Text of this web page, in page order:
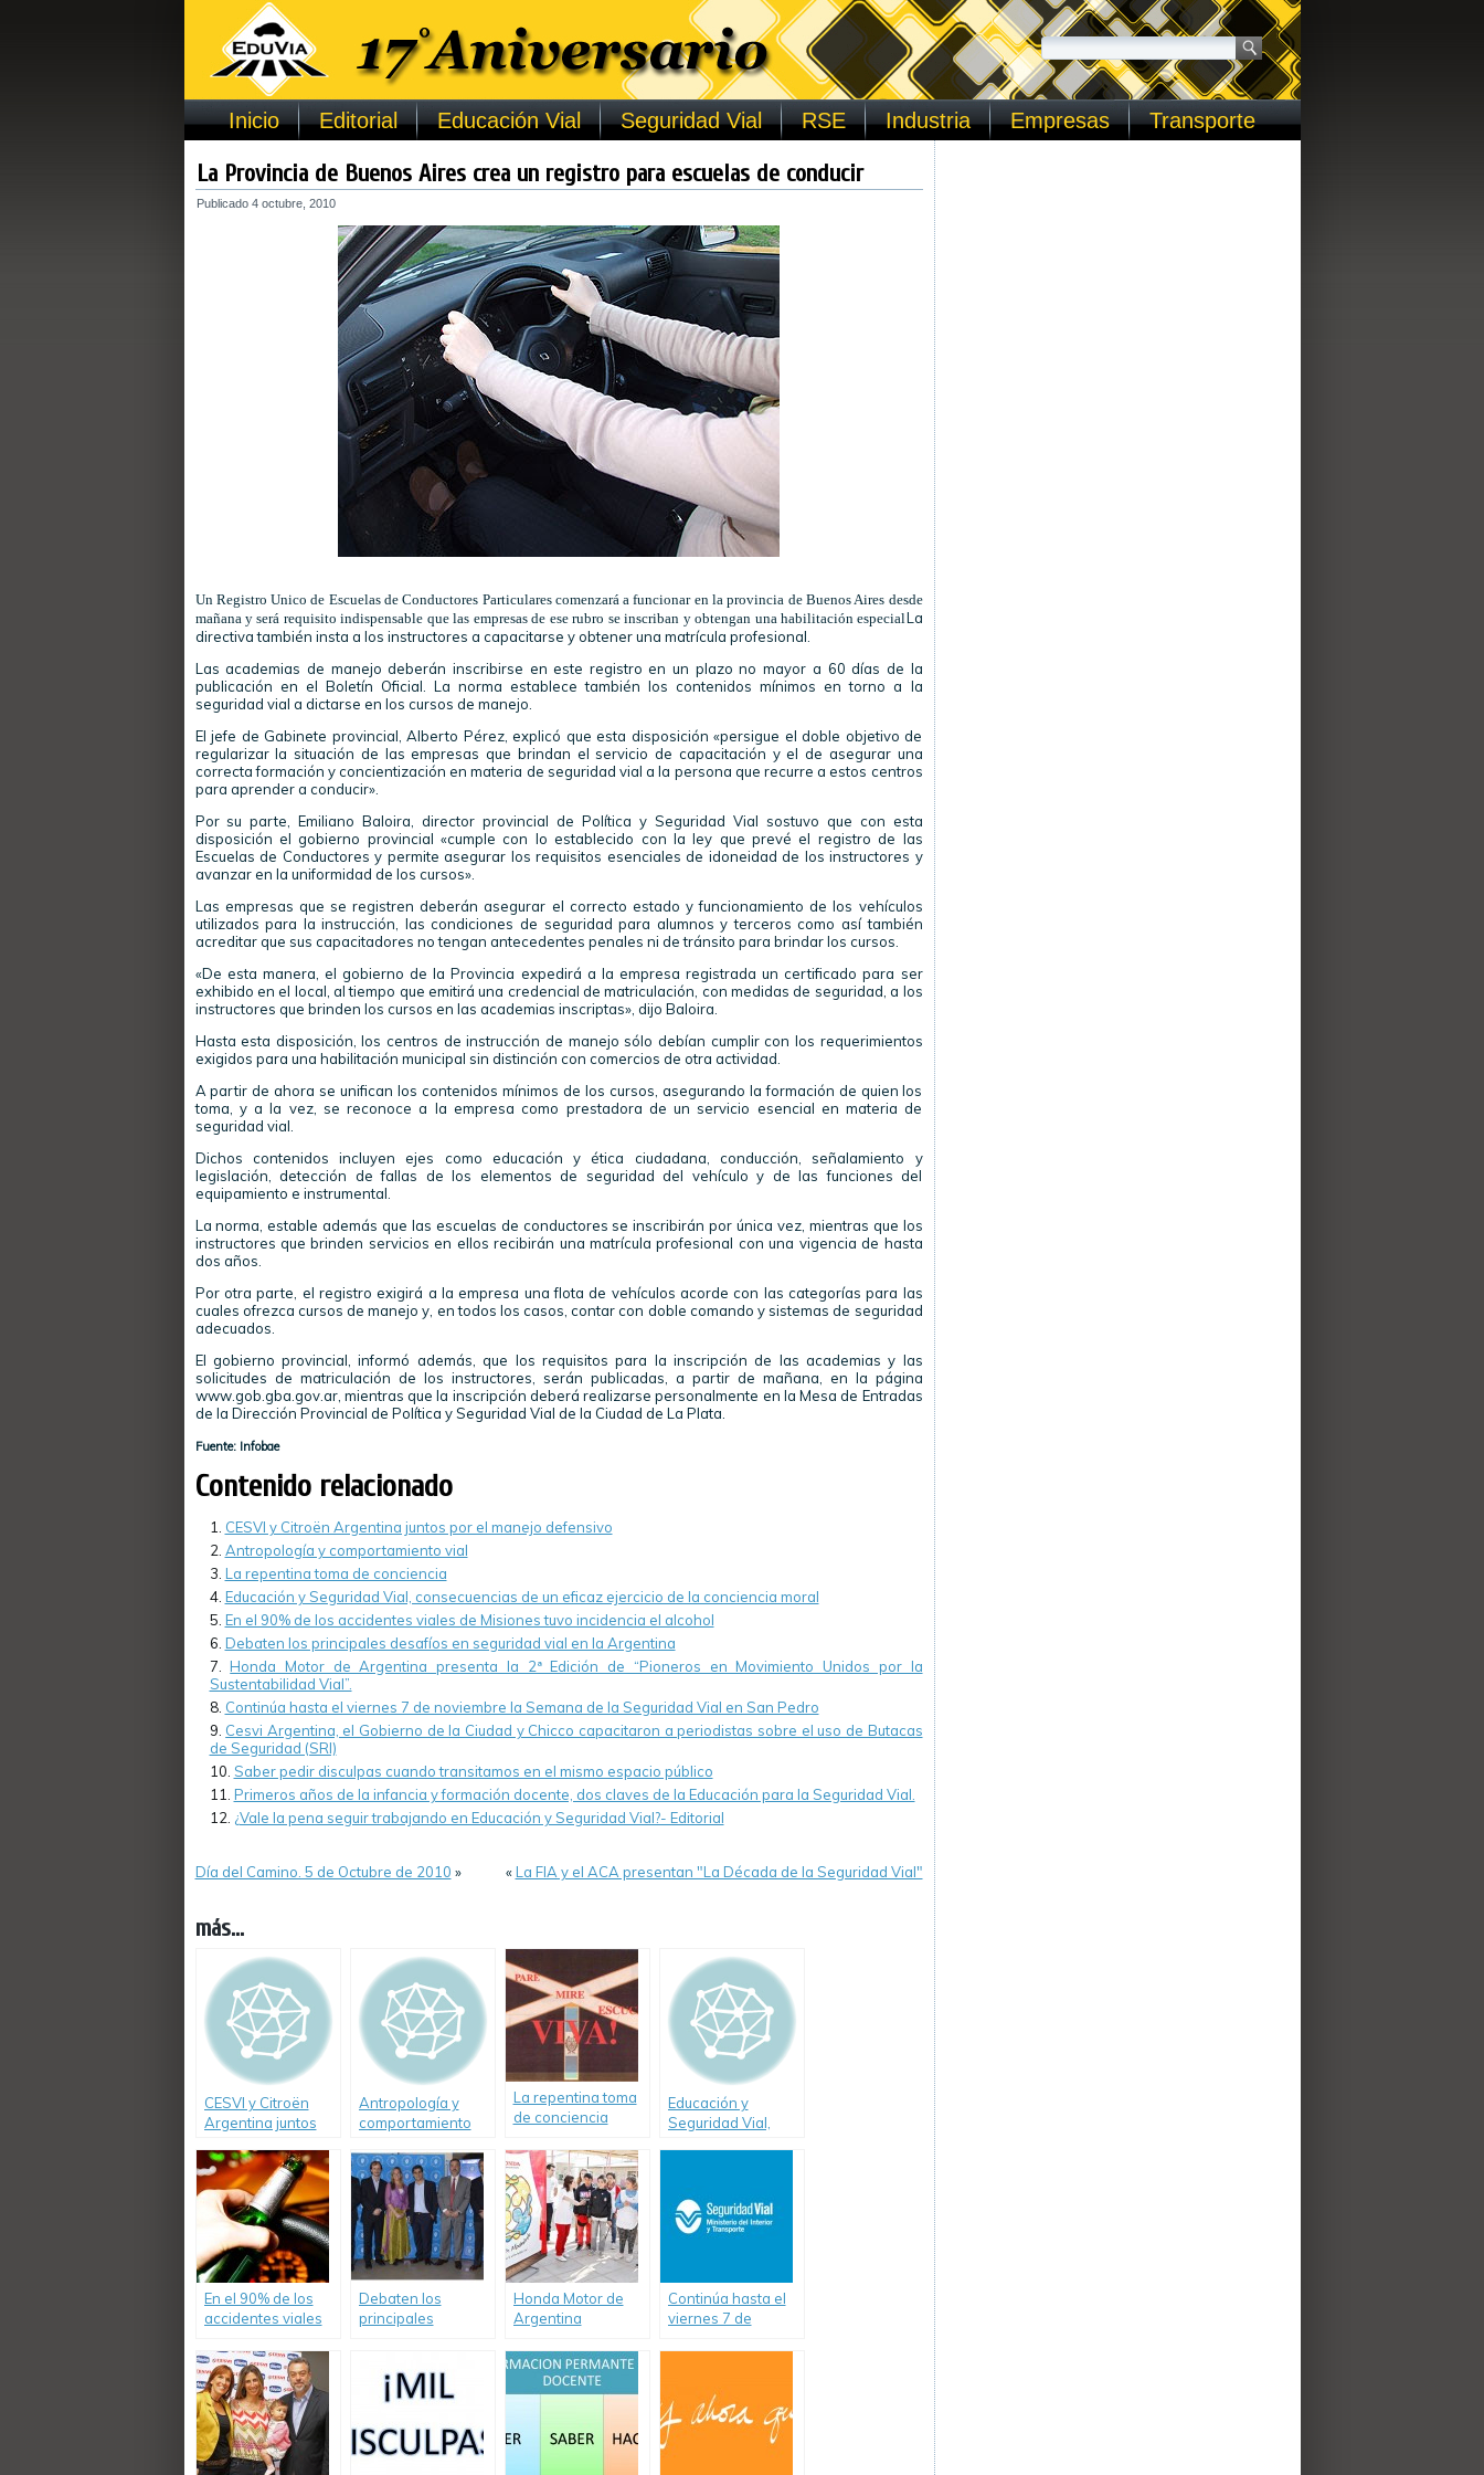
Inicio Editorial Educación Vial Seguridad Vial RSE Industria Empresas Transporte
La Provincia de Buenos Aires crea un registro para escuelas de conducir
Publicado 4 octubre, 2010
Un Registro Unico de Escuelas de Conductores Particulares comenzará a funcionar en la provincia de Buenos Aires desde
mañana y será requisito indispensable que las empresas de ese rubro se inscriban y obtengan una habilitación especialLa
directiva también insta a los instructores a capacitarse y obtener una matrícula profesional.
Las academias de manejo deberán inscribirse en este registro en un plazo no mayor a 60 días de la
publicación en el Boletín Oficial. La norma establece también los contenidos mínimos en torno a la
seguridad vial a dictarse en los cursos de manejo.
El jefe de Gabinete provincial, Alberto Pérez, explicó que esta disposición «persigue el doble objetivo de
regularizar la situación de las empresas que brindan el servicio de capacitación y el de asegurar una
correcta formación y concientización en materia de seguridad vial a la persona que recurre a estos centros
para aprender a conducir».
Por su parte, Emiliano Baloira, director provincial de Política y Seguridad Vial sostuvo que con esta
disposición el gobierno provincial «cumple con lo establecido con la ley que prevé el registro de las
Escuelas de Conductores y permite asegurar los requisitos esenciales de idoneidad de los instructores y
avanzar en la uniformidad de los cursos».
Las empresas que se registren deberán asegurar el correcto estado y funcionamiento de los vehículos
utilizados para la instrucción, las condiciones de seguridad para alumnos y terceros como así también
acreditar que sus capacitadores no tengan antecedentes penales ni de tránsito para brindar los cursos.
«De esta manera, el gobierno de la Provincia expedirá a la empresa registrada un certificado para ser
exhibido en el local, al tiempo que emitirá una credencial de matriculación, con medidas de seguridad, a los
instructores que brinden los cursos en las academias inscriptas», dijo Baloira.
Hasta esta disposición, los centros de instrucción de manejo sólo debían cumplir con los requerimientos
exigidos para una habilitación municipal sin distinción con comercios de otra actividad.
A partir de ahora se unifican los contenidos mínimos de los cursos, asegurando la formación de quien los
toma, y a la vez, se reconoce a la empresa como prestadora de un servicio esencial en materia de
seguridad vial.
Dichos contenidos incluyen ejes como educación y ética ciudadana, conducción, señalamiento y
legislación, detección de fallas de los elementos de seguridad del vehículo y de las funciones del
equipamiento e instrumental.
La norma, estable además que las escuelas de conductores se inscribirán por única vez, mientras que los
instructores que brinden servicios en ellos recibirán una matrícula profesional con una vigencia de hasta
dos años.
Por otra parte, el registro exigirá a la empresa una flota de vehículos acorde con las categorías para las
cuales ofrezca cursos de manejo y, en todos los casos, contar con doble comando y sistemas de seguridad
adecuados.
El gobierno provincial, informó además, que los requisitos para la inscripción de las academias y las
solicitudes de matriculación de los instructores, serán publicadas, a partir de mañana, en la página
www.gob.gba.gov.ar, mientras que la inscripción deberá realizarse personalmente en la Mesa de Entradas
de la Dirección Provincial de Política y Seguridad Vial de la Ciudad de La Plata.
Fuente: Infobae
Contenido relacionado
CESVI y Citroën Argentina juntos por el manejo defensivo
Antropología y comportamiento vial
La repentina toma de conciencia
Educación y Seguridad Vial, consecuencias de un eficaz ejercicio de la conciencia moral
En el 90% de los accidentes viales de Misiones tuvo incidencia el alcohol
Debaten los principales desafíos en seguridad vial en la Argentina
Honda Motor de Argentina presenta la 2ª Edición de “Pioneros en Movimiento Unidos por la
Sustentabilidad Vial”.
Continúa hasta el viernes 7 de noviembre la Semana de la Seguridad Vial en San Pedro
Cesvi Argentina, el Gobierno de la Ciudad y Chicco capacitaron a periodistas sobre el uso de Butacas
de Seguridad (SRI)
Saber pedir disculpas cuando transitamos en el mismo espacio público
Primeros años de la infancia y formación docente, dos claves de la Educación para la Seguridad Vial.
¿Vale la pena seguir trabajando en Educación y Seguridad Vial?- Editorial
Día del Camino. 5 de Octubre de 2010 » «La FIA y el ACA presentan "La Década de la Seguridad Vial"
más...
CESVI y Citroën
Argentina juntos
defensivo
Antropología y
comportamiento
La repentina toma
de conciencia
Educación y
Seguridad Vial,
moral
En el 90% de los
accidentes viales
incidencia el
alcohol
Debaten los
principales
Argentina
Honda Motor de
Argentina
Edición de
“Pioneros en
Movimiento Unidos
Sustentabilidad
Continúa hasta el
viernes 7 de
San Pedro